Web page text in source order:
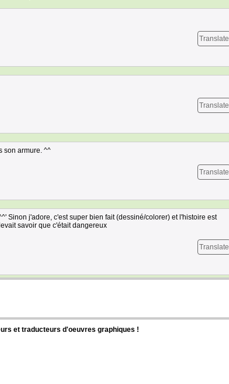
Translate
Translate
son armure. ^^
Translate
Sinon j'adore, c'est super bien fait (dessiné/colorer) et l'histoire est
savoir que c'était dangereux
Translate
et traducteurs d'oeuvres graphiques !